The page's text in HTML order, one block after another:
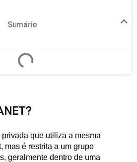
Sumário
que utiliza a mesma
mas é restrita a um grupo
geralmente dentro de uma